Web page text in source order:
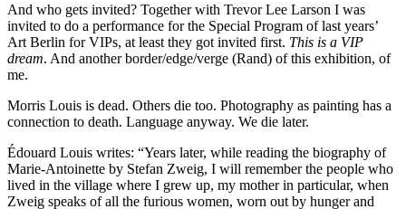
And who gets invited? Together with Trevor Lee Larson I was
invited to do a performance for the Special Program of last years’
Art Berlin for VIPs, at least they got invited first. This is a VIP
dream. And another border/edge/verge (Rand) of this exhibition, of
me.
Morris Louis is dead. Others die too. Photography as painting has a
connection to death. Language anyway. We die later.
Édouard Louis writes: “Years later, while reading the biography of
Marie-Antoinette by Stefan Zweig, I will remember the people who
lived in the village where I grew up, my mother in particular, when
Zweig speaks of all the furious women, worn out by hunger and